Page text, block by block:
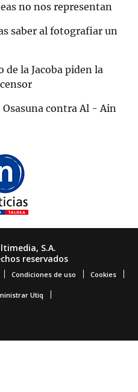
no nos representan
saber al fotografiar un
de la Jacoba piden la
contra Al - Ain
S.A.
reservados
Condiciones de uso Cookies
Utiq